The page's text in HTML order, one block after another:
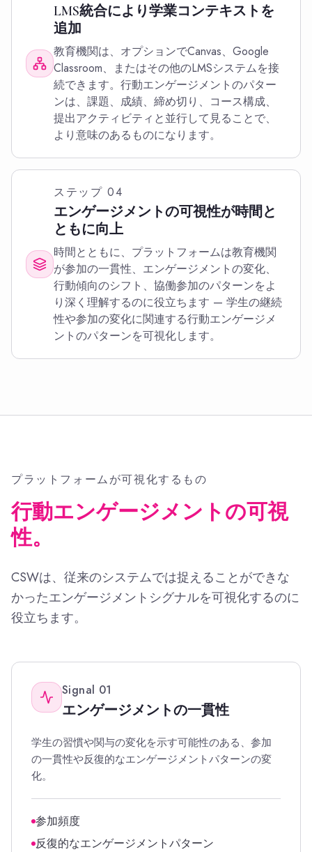
LMS統合により学業コンテキストを
追加
教育機関は、オプションでCanvas、Google
Classroom、またはその他のLMSシステムを接
続できます。行動エンゲージメントのパター
ンは、課題、成績、締め切り、コース構成、
提出アクティビティと並行して見ることで、
より意味のあるものになります。
ステップ 04
エンゲージメントの可視性が時間と
ともに向上
時間とともに、プラットフォームは教育機関
が参加の一貫性、エンゲージメントの変化、
行動傾向のシフト、協働参加のパターンをよ
り深く理解するのに役立ちます — 学生の継続
性や参加の変化に関連する行動エンゲージメ
ントのパターンを可視化します。
プラットフォームが可視化するもの
行動エンゲージメントの可視
性。
CSWは、従来のシステムでは捉えることができな
かったエンゲージメントシグナルを可視化するのに
役立ちます。
Signal 01
エンゲージメントの一貫性
学生の習慣や関与の変化を示す可能性のある、参加
の一貫性や反復的なエンゲージメントパターンの変
化。
参加頻度
反復的なエンゲージメントパターン